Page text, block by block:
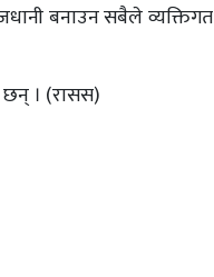
बनाउन सबैले व्यक्तिगत
छन् । (रासस)